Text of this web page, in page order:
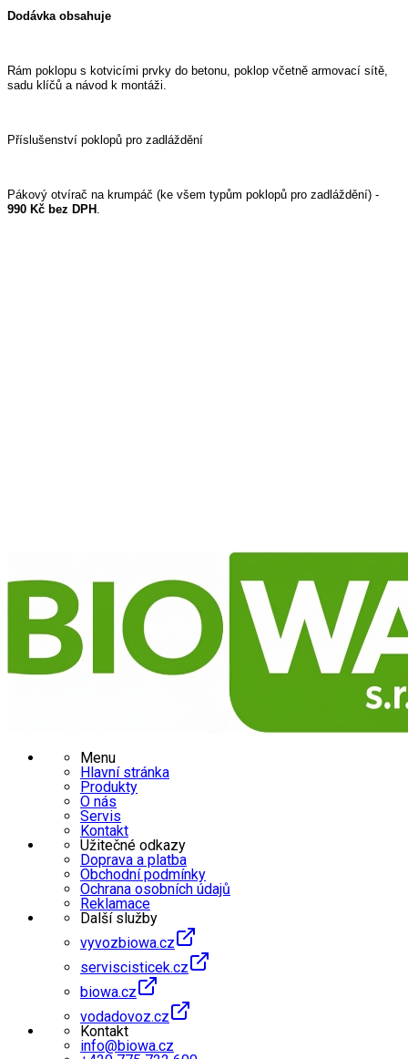
Dodávka obsahuje
Rám poklopu s kotvicími prvky do betonu, poklop včetně armovací sítě,
sadu klíčů a návod k montáži.
Příslušenství poklopů pro zadláždění
990 Kč bez DPH .
Menu
Hlavní stránka
Produkty
O nás
Servis
Kontakt
Užitečné odkazy
Doprava a platba
Obchodní podmínky
Ochrana osobních údajů
Reklamace
Další služby
vyvozbiowa.cz
serviscisticek.cz
biowa.cz
vodadovoz.cz
Kontakt
info@biowa.cz